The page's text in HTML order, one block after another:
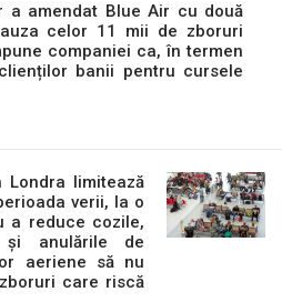
a amendat Blue Air cu două
celor 11 mii de zboruri
companiei ca, în termen
banii pentru cursele
Londra limitează
verii, la o
a reduce cozile,
anulările de
aeriene să nu
care riscă